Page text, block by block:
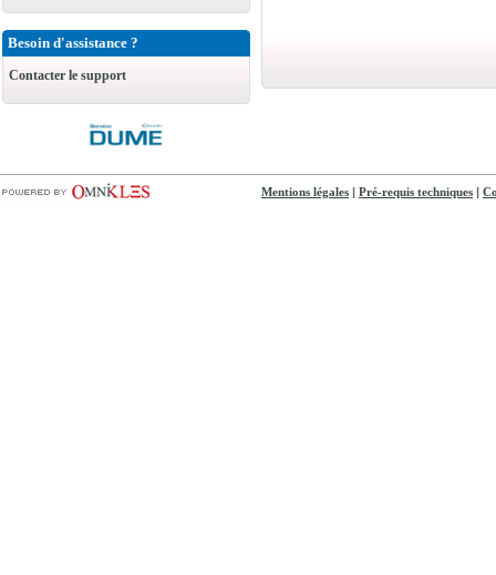
Besoin d'assistance ?
Contacter le support
Mentions légales Pré-requis techniques